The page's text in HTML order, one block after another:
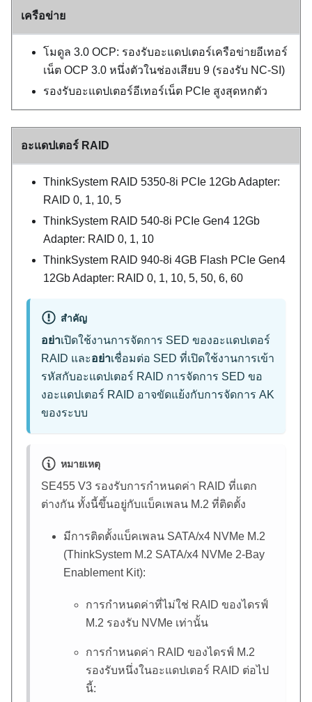
เครือข่าย
โมดูล 3.0 OCP: รองรับอะแดปเตอร์เครือข่ายอีเทอร์
เน็ต OCP 3.0 หนึ่งตัวในช่องเสียบ 9 (รองรับ NC-SI)
รองรับอะแดปเตอร์อีเทอร์เน็ต PCIe สูงสุดหกตัว
อะแดปเตอร์ RAID
ThinkSystem RAID 5350-8i PCIe 12Gb Adapter:
RAID 0, 1, 10, 5
ThinkSystem RAID 540-8i PCIe Gen4 12Gb
Adapter: RAID 0, 1, 10
ThinkSystem RAID 940-8i 4GB Flash PCIe Gen4
12Gb Adapter: RAID 0, 1, 10, 5, 50, 6, 60
สำคัญ
อย่าเปิดใช้งานการจัดการ SED ของอะแดปเตอร์
RAID และอย่าเชื่อมต่อ SED ที่เปิดใช้งานการเข้า
รหัสกับอะแดปเตอร์ RAID การจัดการ SED ขอ
งอะแดปเตอร์ RAID อาจขัดแย้งกับการจัดการ AK
ของระบบ
หมายเหตุ
SE455 V3 รองรับการกำหนดค่า RAID ที่แตก
ต่างกัน ทั้งนี้ขึ้นอยู่กับแบ็คเพลน M.2 ที่ติดตั้ง
มีการติดตั้งแบ็คเพลน SATA/x4 NVMe M.2
(ThinkSystem M.2 SATA/x4 NVMe 2-Bay
Enablement Kit):
การกำหนดค่าที่ไม่ใช่ RAID ของไดรฟ์
M.2 รองรับ NVMe เท่านั้น
การกำหนดค่า RAID ของไดรฟ์ M.2
รองรับหนึ่งในอะแดปเตอร์ RAID ต่อไป
นี้: